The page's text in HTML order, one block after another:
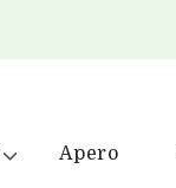
Apero